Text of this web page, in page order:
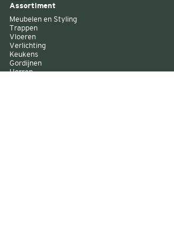
Assortiment
Meubelen en Styling
Trappen
Vloeren
Verlichting
Keukens
Gordijnen
Horren